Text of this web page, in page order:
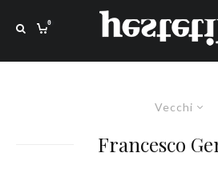
0
Vecchi
Francesco